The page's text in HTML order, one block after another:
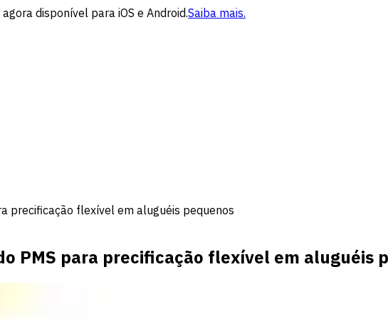
disponível para iOS e Android.Saiba mais.
precificação flexível em aluguéis pequenos
PMS para precificação flexível em aluguéis